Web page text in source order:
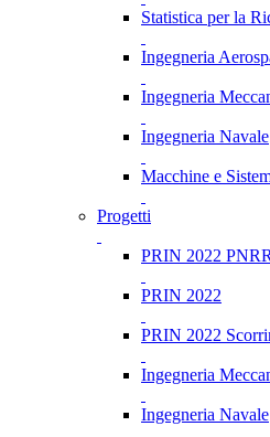
Statistica per la
Ingegneria
Ingegneria
Ingegneria Navale
Macchine e
Progetti
PRIN 2022 PNRR
PRIN 2022
PRIN 2022
Ingegneria
Ingegneria Navale